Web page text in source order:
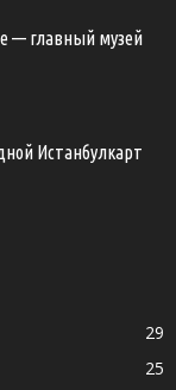
— главный музей
Истанбулкарт
29
25